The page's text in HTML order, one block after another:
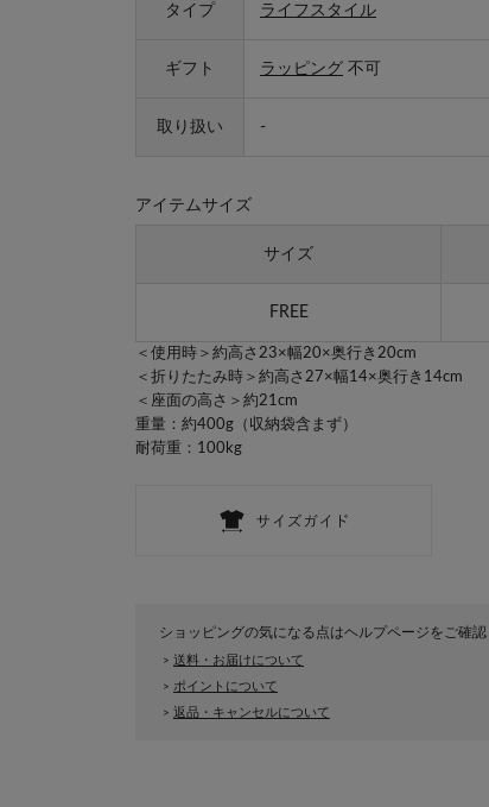
タイプ ライフスタイル
ギフト ラッピング 不可
取り扱い -
アイテムサイズ
サイズ
FREE
＜使用時＞約高さ23×幅20×奥行き20cm
＜折りたたみ時＞約高さ27×幅14×奥行き14cm
＜座面の高さ＞約21cm
重量：約400g（収納袋含まず）
耐荷重：100kg
ショッピングの気になる点はヘルプページをご確
> 送料・お届けについて
> ポイントについて
> 返品・キャンセルについて